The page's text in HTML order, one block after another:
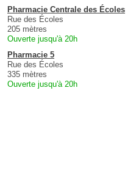
Pharmacie Centrale des Écoles
Rue des Écoles
205 mètres
Ouverte jusqu'à 20h
Pharmacie 5
Rue des Écoles
335 mètres
Ouverte jusqu'à 20h